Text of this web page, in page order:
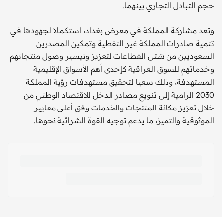
حجم التبادل التجاري بينهما.
وتعد مشاركة المملكة في معرض بغداد، استكمالا لجهودها في
تنمية صادرات المملكة غير النفطية وتمكين المصدرين
السعوديين من شتى القطاعات لتعزيز وتيسير وصول منتجاتهم
وخدماتهم للسوق العراقية كإحدى أهم الأسواق الإقليمية
المستهدفة، وذلك سعيا لتحقيق مستهدفات رؤية المملكة
2030 الرامية إلى تنويع مصادر الدخل للاقتصاد الوطني من
خلال تعزيز مكانة المنتجات والخدمات وفق أعلى معايير
الموثوقية والتميز، ما يدعم توجيه القوة الشرائية نحوها.